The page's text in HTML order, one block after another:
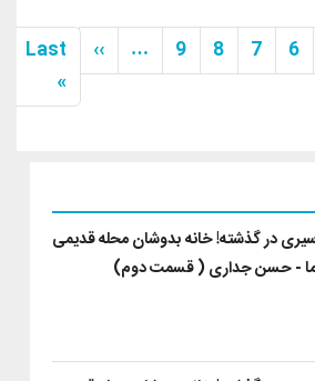
6
7
8
9
…
›› صفحه بعد
Last
»
در گذشته! خانه بدوشان محله قدیمی
- حسن جداری ( قسمت دوم)